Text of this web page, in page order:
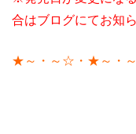
合はブログにてお知
★～・～☆・★～・